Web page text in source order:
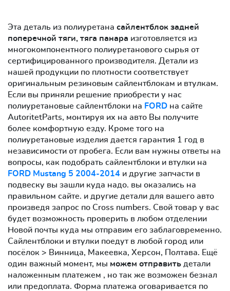
Эта деталь из полиуретана сайлентблок задней
поперечной тяги, тяга панара изготовляется из
многокомпонентного полиуретанового сырья от
сертифицированного производителя. Детали из
нашей продукции по плотности соответствует
оригинальным резиновым сайлентблокам и втулкам.
Если вы приняли решение приобрести у нас
полиуретановые сайлентблоки на FORD на сайте
AutoritetParts, монтируя их на авто Вы получите
более комфортную езду. Кроме того на
полиуретановые изделия дается гарантия 1 год в
независимости от пробега. Если вам нужны ответы на
вопросы, как подобрать сайлентблоки и втулки на
FORD Mustang 5 2004-2014 и другие запчасти в
подвеску вы зашли куда надо. вы оказались на
правильном сайте. и другие детали для вашего авто
произведя запрос по Cross numbers. Свой товар у вас
будет возможность проверить в любом отделении
Новой почты куда мы отправим его заблаговременно.
Сайлентблоки и втулки поедут в любой город или
посёлок > Винница, Макеевка, Херсон, Полтава. Ещё
один важный момент, мы можем отправить детали
наложенным платежем , но так же возможен безнал
или предоплата. Форма платежа оговаривается по